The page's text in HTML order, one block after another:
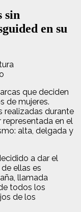
sin
en su
que deciden
de mujeres.
realizadas durante
en el
alta, delgada y
a dar el
ellas es
llamada
todos los
de los